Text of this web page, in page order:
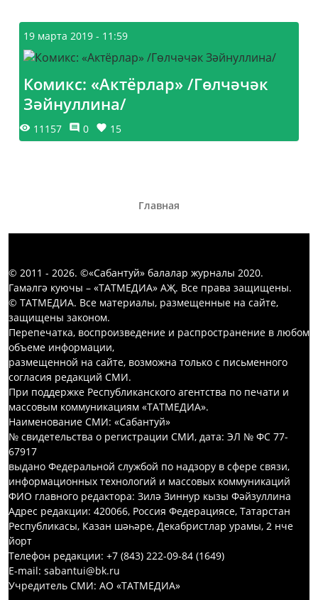
19 марта 2019 - 11:59
Комикс: «Актёрлар» /Гөлчәчәк
Зәйнуллина/
11157 0 15
Главная
© 2011 - 2026. ©«Сабантуй» балалар журналы 2020.
Гамәлгә куючы – «ТАТМЕДИА» АҖ. Все права защищены.
© ТАТМЕДИА. Все материалы, размещенные на сайте,
защищены законом.
Перепечатка, воспроизведение и распространение в любом
объеме информации,
размещенной на сайте, возможна только с письменного
согласия редакций СМИ.
При поддержке Республиканского агентства по печати и
массовым коммуникациям «ТАТМЕДИА».
Наименование СМИ: «Сабантуй»
№ свидетельства о регистрации СМИ, дата: ЭЛ № ФС 77-
67917
выдано Федеральной службой по надзору в сфере связи,
информационных технологий и массовых коммуникаций
ФИО главного редактора: Зилә Зиннур кызы Фәйзуллина
Адрес редакции: 420066, Россия Федерациясе, Татарстан
Республикасы, Казан шәһәре, Декабристлар урамы, 2 нче
йорт
Телефон редакции: +7 (843) 222-09-84 (1649)
E-mail: sabantui@bk.ru
Учредитель СМИ: АО «ТАТМЕДИА»